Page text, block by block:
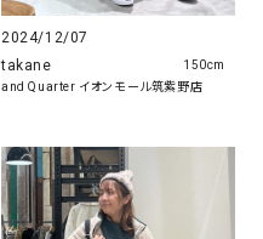
2024/12/07
takane
and Quarter イオンモール筑紫野店
150cm